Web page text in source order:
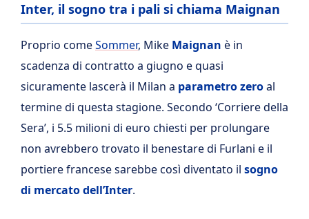
Inter, il sogno tra i pali si chiama Maignan
Proprio comeSommer, Mike Maignan è in
scadenza di contratto a giugno e quasi
sicuramente lascerà il Milan a parametro zeroal
termine di questa stagione. Secondo ‘Corriere della
Sera’, i 5.5 milioni di euro chiesti per prolungare
non avrebbero trovato il benestare di Furlani e il
portiere francese sarebbe così diventato il sogno
di mercato dell’Inter.